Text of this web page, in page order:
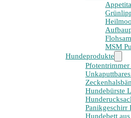
MSM
Hundeprodukte
Hundebürste
Panikgeschirr
Hundebett